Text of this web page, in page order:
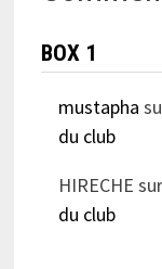
BOX 1
mustapha
du club
HIRECHE sur
du club